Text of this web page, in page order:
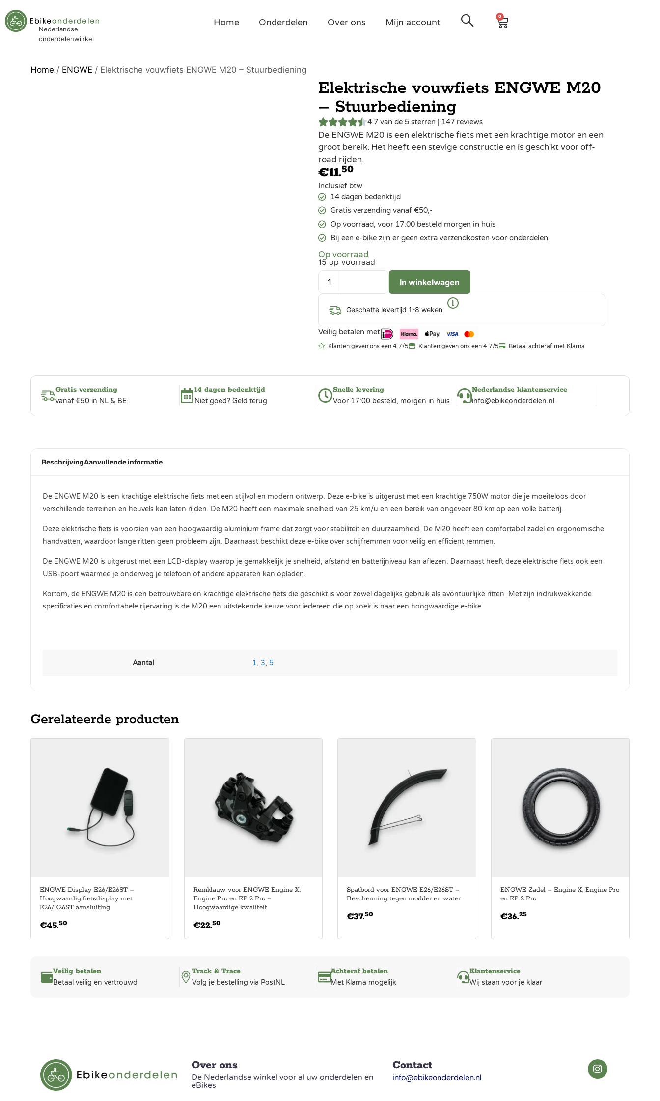
Nederlandse
onderdelenwinkel
Home Onderdelen Over ons Mijn account
0
Home / ENGWE / Elektrische vouwfiets ENGWE M20 – Stuurbediening
Elektrische vouwfiets ENGWE M20
– Stuurbediening
4.7 van de 5 sterren | 147 reviews
De ENGWE M20 is een elektrische fiets met een krachtige motor en een
groot bereik. Het heeft een stevige constructie en is geschikt voor off-
road rijden.
€11.50
Inclusief btw
14 dagen bedenktijd
Gratis verzending vanaf €50,-
Op voorraad, voor 17:00 besteld morgen in huis
Bij een e-bike zijn er geen extra verzendkosten voor onderdelen
Op voorraad
15 op voorraad
In winkelwagen
Geschatte levertijd 1-8 weken
Veilig betalen met
Klanten geven ons een 4.7/5 Klanten geven ons een 4.7/5 Betaal achteraf met Klarna
Gratis verzending
vanaf €50 in NL & BE
14 dagen bedenktijd
Niet goed? Geld terug
Snelle levering
Voor 17:00 besteld, morgen in huis
Nederlandse klantenservice
info@ebikeonderdelen.nl
BeschrijvingAanvullende informatie
De ENGWE M20 is een krachtige elektrische fiets met een stijlvol en modern ontwerp. Deze e-bike is uitgerust met een krachtige 750W motor die je moeiteloos door
verschillende terreinen en heuvels kan laten rijden. De M20 heeft een maximale snelheid van 25 km/u en een bereik van ongeveer 80 km op een volle batterij.
Deze elektrische fiets is voorzien van een hoogwaardig aluminium frame dat zorgt voor stabiliteit en duurzaamheid. De M20 heeft een comfortabel zadel en ergonomische
handvatten, waardoor lange ritten geen probleem zijn. Daarnaast beschikt deze e-bike over schijfremmen voor veilig en efficiënt remmen.
De ENGWE M20 is uitgerust met een LCD-display waarop je gemakkelijk je snelheid, afstand en batterijniveau kan aflezen. Daarnaast heeft deze elektrische fiets ook een
USB-poort waarmee je onderweg je telefoon of andere apparaten kan opladen.
Kortom, de ENGWE M20 is een betrouwbare en krachtige elektrische fiets die geschikt is voor zowel dagelijks gebruik als avontuurlijke ritten. Met zijn indrukwekkende
specificaties en comfortabele rijervaring is de M20 een uitstekende keuze voor iedereen die op zoek is naar een hoogwaardige e-bike.
Aantal 1, 3, 5
Gerelateerde producten
ENGWE Display E26/E26ST –
Hoogwaardig fietsdisplay met
E26/E26ST aansluiting
€45.50
Remklauw voor ENGWE Engine X,
Engine Pro en EP 2 Pro –
Hoogwaardige kwaliteit
€22.50
Spatbord voor ENGWE E26/E26ST –
Bescherming tegen modder en water
€37.50
ENGWE Zadel – Engine X, Engine Pro
en EP 2 Pro
€36.25
Veilig betalen
Betaal veilig en vertrouwd
Track & Trace
Volg je bestelling via PostNL
Achteraf betalen
Met Klarna mogelijk
Klantenservice
Wij staan voor je klaar
Over ons
De Nederlandse winkel voor al uw onderdelen en
eBikes
Contact
info@ebikeonderdelen.nl